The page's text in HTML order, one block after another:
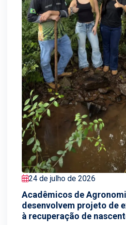
24 de julho de 2026
Acadêmicos de
desenvolvem projeto de
à recuperação de